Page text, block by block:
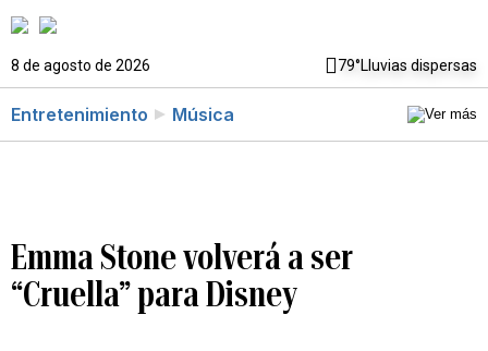
8 de agosto de 2026 79°Lluvias dispersas
Entretenimiento Música
Emma Stone volverá a ser
“Cruella” para Disney